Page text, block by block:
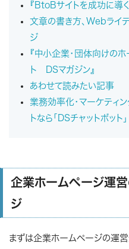
『BtoBサイトを成功に導
文章の書き方、Webライ
ジ
『中小企業・団体向けの
ト DSマガジン』
あわせて読みたい記事
業務効率化・マーケティ
トなら「DSチャットボット」
企業ホームページ運
ジ
まずは企業ホームページの運